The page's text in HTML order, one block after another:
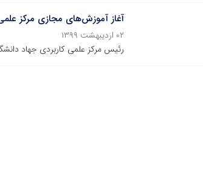
آغاز آموزش‌های مجازی مرکز
۰۲ اردیبهشت ۱۳۹۹
رئیس مرکز علمی کاربردی جهاد